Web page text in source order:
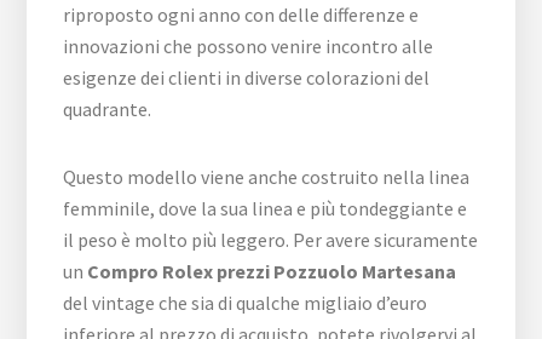
riproposto ogni anno con delle differenze e
innovazioni che possono venire incontro alle
esigenze dei clienti in diverse colorazioni del
quadrante.
Questo modello viene anche costruito nella linea
femminile, dove la sua linea e più tondeggiante e
il peso è molto più leggero. Per avere sicuramente
un Compro Rolex prezzi Pozzuolo Martesana
del vintage che sia di qualche migliaio d’euro
inferiore al prezzo di acquisto, potete rivolgervi al